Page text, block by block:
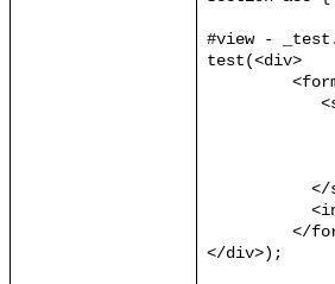
#view -
test(<div>
</div>);